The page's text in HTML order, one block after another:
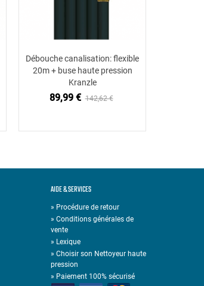
Ajouter au panier
Débouche canalisation: flexible
20m + buse haute pression
Kranzle
89,99 € 142,62 €
AIDE & SERVICES
» Procédure de retour
» Conditions générales de
vente
» Lexique
» Choisir son Nettoyeur haute
pression
» Paiement 100% sécurisé